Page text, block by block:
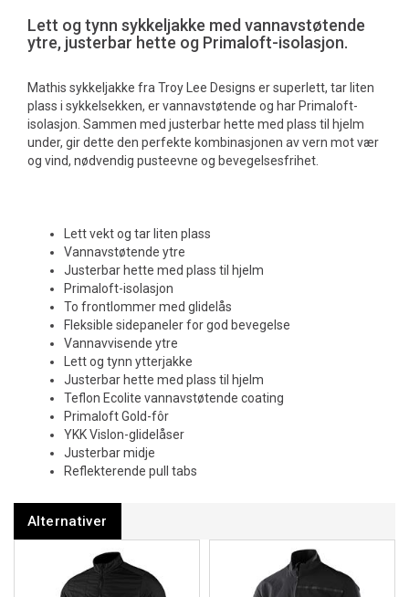
Lett og tynn sykkeljakke med vannavstøtende
ytre, justerbar hette og Primaloft-isolasjon.
Mathis sykkeljakke fra Troy Lee Designs er superlett, tar liten
plass i sykkelsekken, er vannavstøtende og har Primaloft-
isolasjon. Sammen med justerbar hette med plass til hjelm
under, gir dette den perfekte kombinasjonen av vern mot vær
og vind, nødvendig pusteevne og bevegelsesfrihet.
Lett vekt og tar liten plass
Vannavstøtende ytre
Justerbar hette med plass til hjelm
Primaloft-isolasjon
To frontlommer med glidelås
Fleksible sidepaneler for god bevegelse
Vannavvisende ytre
Lett og tynn ytterjakke
Justerbar hette med plass til hjelm
Teflon Ecolite vannavstøtende coating
Primaloft Gold-fôr
YKK Vislon-glidelåser
Justerbar midje
Reflekterende pull tabs
Alternativer